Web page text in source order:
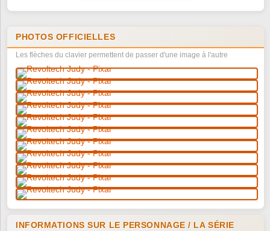
PHOTOS OFFICIELLES
Les flèches du clavier permettent de passer d'une image à l'autre
INFORMATIONS SUR LE PERSONNAGE / LA SÉRIE